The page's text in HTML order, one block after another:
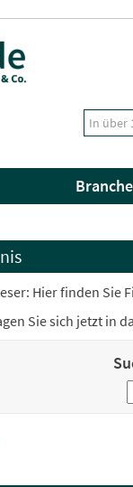
Hier finden Sie
Sie sich jetzt in